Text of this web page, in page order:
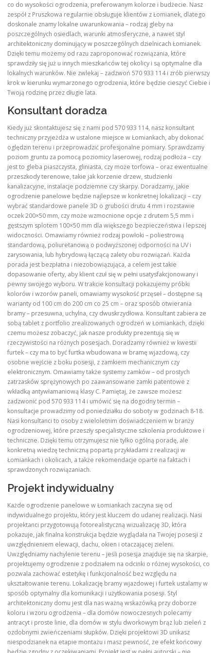
co do wysokości ogrodzenia, preferowanym kolorze i budżecie. Nasz
zespół z Pruszkowa regularnie obsługuje klientów z Łomianek, dlatego
doskonale znamy lokalne uwarunkowania – rodzaj gleby na
poszczególnych osiedlach, warunki atmosferyczne, a nawet styl
architektoniczny dominujący w poszczególnych dzielnicach Łomianek.
Dzięki temu możemy od razu zaproponować rozwiązania, które
sprawdziły się już u innych mieszkańców tej okolicy i są optymalne dla
lokalnych warunków. Nie zwlekaj – zadzwoń 570 933 114 i zrób pierwszy
krok w kierunku wymarzonego ogrodzenia, które będzie cieszyć Ciebie i
Twoją rodzinę przez długie lata.
Konsultant doradza
Kiedy już skontaktujesz się z nami pod 570 933 114, nasz konsultant
techniczny przyjeżdża w ustalone miejsce w Łomiankach, aby dokonać
oględzin terenu i przeprowadzić profesjonalne pomiary. Sprawdzamy
poziom gruntu za pomocą poziomicy laserowej, rodzaj podłoża – czy
jest to gleba piaszczysta, gliniasta, czy może torfowa – oraz ewentualne
przeszkody terenowe, takie jak korzenie drzew, studzienki
kanalizacyjne, instalacje podziemne czy skarpy. Doradzamy, jakie
ogrodzenie panelowe będzie najlepsze w konkretnej lokalizacji – czy
wybrać standardowe panele 3D o grubości drutu 4 mm i rozstawie
oczek 200×50 mm, czy może wzmocnione opcje z drutem 5,5 mm i
gęstszym splotem 100×50 mm dla większego bezpieczeństwa i lepszej
widoczności. Omawiamy również rodzaj powłoki – poliestrową
standardową, poliuretanową o podwyższonej odporności na UV i
zarysowania, lub hybrydową łączącą zalety obu rozwiązań. Każda
porada jest bezpłatna i niezobowiązująca, a celem jest takie
dopasowanie oferty, aby klient czuł się w pełni usatysfakcjonowany i
pewny swojego wyboru. W trakcie konsultacji pokazujemy próbki
kolorów i wzorów paneli, omawiamy wysokość przęseł – dostępne są
warianty od 100 cm do 200 cm co 25 cm – oraz sposób otwierania
bramy – przesuwna, uchylna, czy dwuskrzydłowa. Konsultant zabiera ze
sobą tablet z portfolio zrealizowanych ogrodzeń w Łomiankach, dzięki
czemu możesz zobaczyć, jak nasze produkty prezentują się w
rzeczywistości na różnych posesjach. Doradzamy również w kwestii
furtek – czy ma to być furtka wbudowana w bramę wjazdową, czy
osobne wejście z boku posesji, z zamkiem mechanicznym czy
elektronicznym. Omawiamy także systemy zamków – od prostych
zatrzasków sprężynowych po zaawansowane zamki patentowe z
wkładką antywłamaniową klasy C. Pamiętaj, że zawsze możesz
zadzwonić pod 570 933 114 i umówić się na dogodny termin –
konsultacje prowadzimy od poniedziałku do soboty w godzinach 8-18.
Nasi konsultanci to osoby z wieloletnim doświadczeniem w branży
ogrodzeniowej, które przeszły specjalistyczne szkolenia produktowe i
techniczne. Dzięki temu otrzymujesz nie tylko ogólną poradę, ale
konkretną wiedzę techniczną popartą przykładami z realizacji w
Łomiankach i okolicach, a także rekomendacje oparte na faktach i
sprawdzonych rozwiązaniach.
Projekt indywidualny
Każde ogrodzenie panelowe w Łomiankach zaczyna się od
indywidualnego projektu, który jest kluczem do udanej realizacji. Nasi
projektanci przygotowują fotorealistyczną wizualizację 3D, która
pokazuje, jak finalna konstrukcja będzie wyglądała na Twojej posesji z
uwzględnieniem elewacji, dachu, okien i otaczającej zieleni.
Uwzględniamy nachylenie terenu – jeśli posesja znajduje się na skarpie,
projektujemy ogrodzenie z podziałem na odcinki o różnej wysokości, co
pozwala zachować estetykę i funkcjonalność bez względu na
ukształtowanie terenu. Lokalizację bramy wjazdowej i furtek ustalamy w
sposób optymalny dla komunikacji i użytkowania posesji. Styl
architektoniczny domu jest dla nas ważną wskazówką przy doborze
koloru i wzoru ogrodzenia – dla domów nowoczesnych polecamy
antracyt i proste linie, dla domów w stylu dworkowym brąz lub zieleń z
ozdobnymi zwieńczeniami słupków. Dzięki projektowi 3D unikasz
niespodzianek na etapie montażu i masz pewność, że efekt końcowy